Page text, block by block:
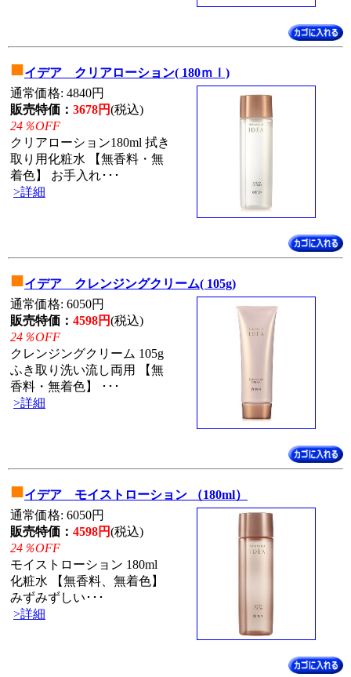
■イデア クリアローション( 180ｍｌ)
通常価格: 4840円
販売特価： 3678円(税込)
24％OFF
クリアローション180ml 拭き
取り用化粧水 【無香料・無
着色】 お手入れ･･･
>詳細
■イデア クレンジングクリーム( 105g)
通常価格: 6050円
販売特価： 4598円(税込)
24％OFF
クレンジングクリーム 105g
ふき取り洗い流し両用 【無
香料・無着色】 ･･･
>詳細
■イデア モイストローション （180ml）
通常価格: 6050円
販売特価： 4598円(税込)
24％OFF
モイストローション 180ml
化粧水 【無香料、無着色】
みずみずしい･･･
>詳細